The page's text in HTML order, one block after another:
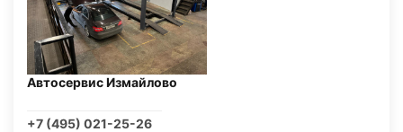
Автосервис Измайлово
+7 (495) 021-25-26